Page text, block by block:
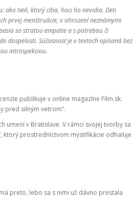
ako tieň, ktorý cítia, hoci ho nevidia. Deti
prvej menštruácie, v ohrození neznámymi
so stratou empatie a s potrebou či
dospelosti. Súčasnosť je v textoch opísaná bez
introspekciou.
publikuje v online magazíne Film.sk.
pred silným vetrom“.
umení v Bratislave. V rámci svojej tvorby sa
ktorý prostredníctvom mystifikácie odhaľuje
preto, lebo sa s nimi už dávno prestala